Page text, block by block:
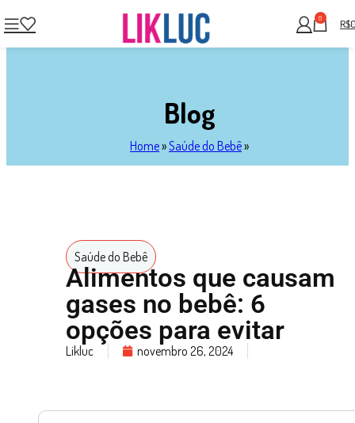
0 R$
Blog
Home»Saúde do Bebê»
Saúde do Bebê
Alimentos que causam
gases no bebê: 6
opções para evitar
Likluc novembro 26, 2024